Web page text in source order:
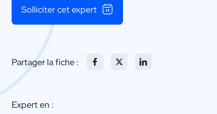
Solliciter cet expert
Partager la fiche :
Expert en :